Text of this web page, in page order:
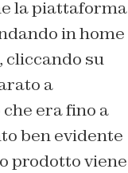
la piattaforma
in home
cliccando su
a
era fino a
ben evidente
prodotto viene